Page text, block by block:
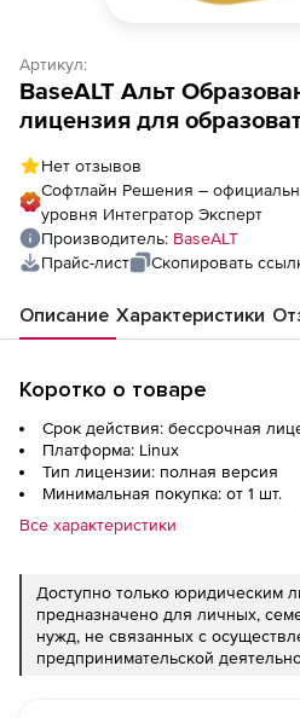
Артикул:
BaseALT Альт
лицензия для
среднего образования /
Нет отзывов
Софтлайн Решения –
уровня Интегратор Эксперт
Производитель: BaseALT
Прайс-лист
Скопировать
Описание Характеристики
Коротко о товаре
Срок действия: бессрочная
Платформа: Linux
Тип лицензии: полная версия
Минимальная покупка: от 1 шт.
Все характеристики
Доступно только юридическим
предназначено для личных,
нужд, не связанных с
предпринимательской